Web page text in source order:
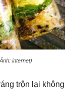
internet)
trộn lại không